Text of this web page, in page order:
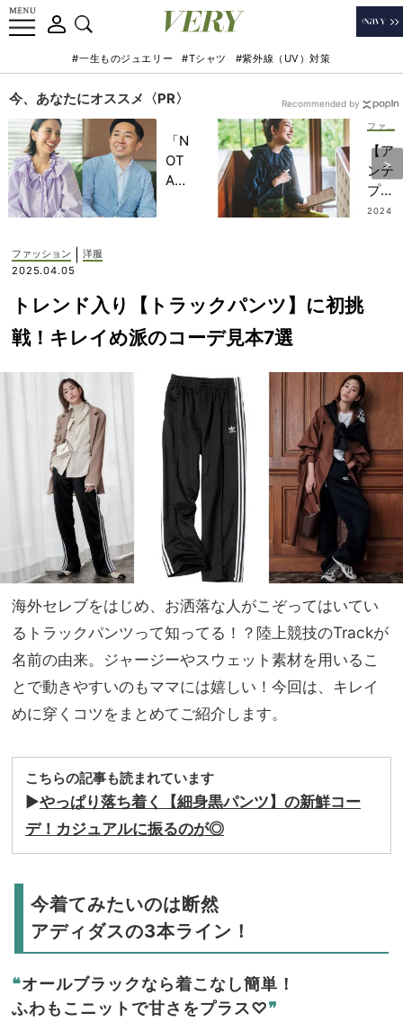
#一生ものジュエリー #Tシャツ #紫外線（UV）対策
今、あなたにオススメ〈PR〉
「N
OT
A
記憶
に一
生残
【極
上の
家族
を
【ア
ンテ
プリ
マの
にも
万能
すぎ
ーデ
見本
9
選！
2024
Recommended by
ファッション
洋服
2025.04.05
トレンド入り【トラックパンツ】に初挑
戦！キレイめ派のコーデ見本7選
海外セレブをはじめ、お洒落な人がこぞってはいてい
るトラックパンツって知ってる！？陸上競技のTrackが
名前の由来。ジャージーやスウェット素材を用いるこ
とで動きやすいのもママには嬉しい！今回は、キレイ
めに穿くコツをまとめてご紹介します。
こちらの記事も読まれています
▶︎やっぱり落ち着く【細身黒パンツ】の新鮮コー
デ！カジュアルに振るのが◎
今着てみたいのは断然
アディダスの3本ライン！
❝オールブラックなら着こなし簡単！
ふわもこニットで甘さをプラス♡❞